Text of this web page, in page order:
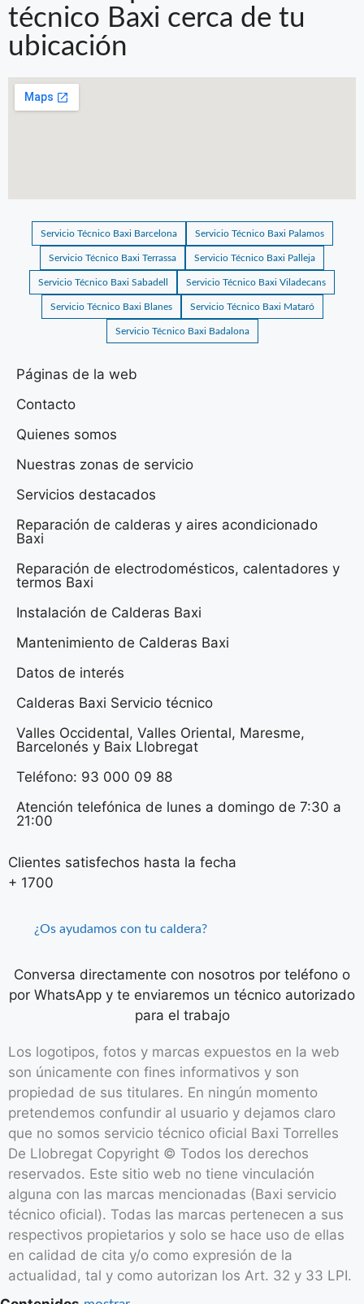
técnico Baxi cerca de tu
ubicación
Servicio Técnico Baxi Barcelona Servicio Técnico Baxi Palamos
Servicio Técnico Baxi Terrassa Servicio Técnico Baxi Palleja
Servicio Técnico Baxi Sabadell Servicio Técnico Baxi Viladecans
Servicio Técnico Baxi Blanes Servicio Técnico Baxi Mataró
Servicio Técnico Baxi Badalona
Páginas de la web
Contacto
Quienes somos
Nuestras zonas de servicio
Servicios destacados
Reparación de calderas y aires acondicionado
Baxi
Reparación de electrodomésticos, calentadores y
termos Baxi
Instalación de Calderas Baxi
Mantenimiento de Calderas Baxi
Datos de interés
Calderas Baxi Servicio técnico
Valles Occidental, Valles Oriental, Maresme,
Barcelonés y Baix Llobregat
Teléfono: 93 000 09 88
Atención telefónica de lunes a domingo de 7:30 a
21:00
Clientes satisfechos hasta la fecha
+ 1700
¿Os ayudamos con tu caldera?
Conversa directamente con nosotros por teléfono o
por WhatsApp y te enviaremos un técnico autorizado
para el trabajo
Los logotipos, fotos y marcas expuestos en la web
son únicamente con fines informativos y son
propiedad de sus titulares. En ningún momento
pretendemos confundir al usuario y dejamos claro
que no somos servicio técnico oficial Baxi Torrelles
De Llobregat Copyright © Todos los derechos
reservados. Este sitio web no tiene vinculación
alguna con las marcas mencionadas (Baxi servicio
técnico oficial). Todas las marcas pertenecen a sus
respectivos propietarios y solo se hace uso de ellas
en calidad de cita y/o como expresión de la
actualidad, tal y como autorizan los Art. 32 y 33 LPI.